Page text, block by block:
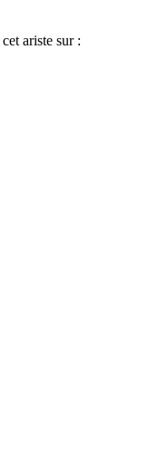
ariste sur :